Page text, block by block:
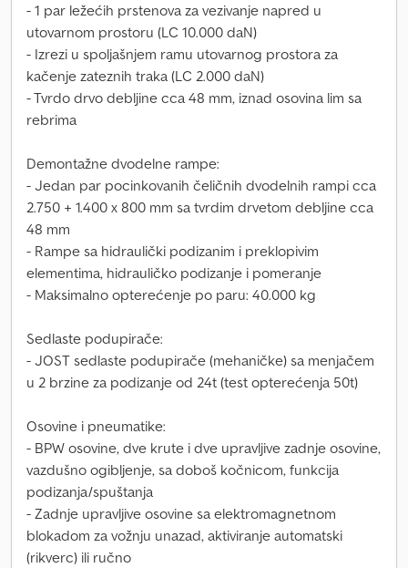
- 1 par ležećih prstenova za vezivanje napred u
utovarnom prostoru (LC 10.000 daN)
- Izrezi u spoljašnjem ramu utovarnog prostora za
kačenje zateznih traka (LC 2.000 daN)
- Tvrdo drvo debljine cca 48 mm, iznad osovina lim sa
rebrima
Demontažne dvodelne rampe:
- Jedan par pocinkovanih čeličnih dvodelnih rampi cca
2.750 + 1.400 x 800 mm sa tvrdim drvetom debljine cca
48 mm
- Rampe sa hidraulički podizanim i preklopivim
elementima, hidrauličko podizanje i pomeranje
- Maksimalno opterećenje po paru: 40.000 kg
Sedlaste podupirače:
- JOST sedlaste podupirače (mehaničke) sa menjačem
u 2 brzine za podizanje od 24t (test opterećenja 50t)
Osovine i pneumatike:
- BPW osovine, dve krute i dve upravljive zadnje osovine,
vazdušno ogibljenje, sa doboš kočnicom, funkcija
podizanja/spuštanja
- Zadnje upravljive osovine sa elektromagnetnom
blokadom za vožnju unazad, aktiviranje automatski
(rikverc) ili ručno